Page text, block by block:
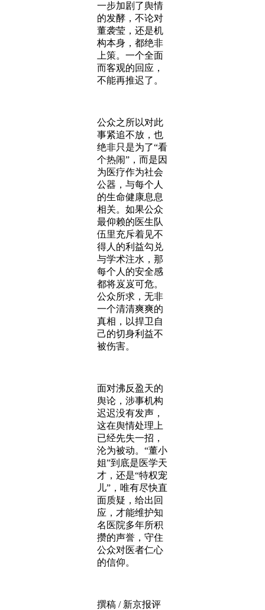
一步加剧了舆情
的发酵，不论对
董袭莹，还是机
构本身，都绝非
上策。一个全面
而客观的回应，
不能再推迟了。
公众之所以对此
事紧追不放，也
绝非只是为了“看
个热闹”，而是因
为医疗作为社会
公器，与每个人
的生命健康息息
相关。如果公众
最仰赖的医生队
伍里充斥着见不
得人的利益勾兑
与学术注水，那
每个人的安全感
都将岌岌可危。
公众所求，无非
一个清清爽爽的
真相，以捍卫自
己的切身利益不
被伤害。
面对沸反盈天的
舆论，涉事机构
迟迟没有发声，
这在舆情处理上
已经先失一招，
沦为被动。“董小
姐”到底是医学天
才，还是“特权宠
儿”，唯有尽快直
面质疑，给出回
应，才能维护知
名医院多年所积
攒的声誉，守住
公众对医者仁心
的信仰。
撰稿 / 新京报评